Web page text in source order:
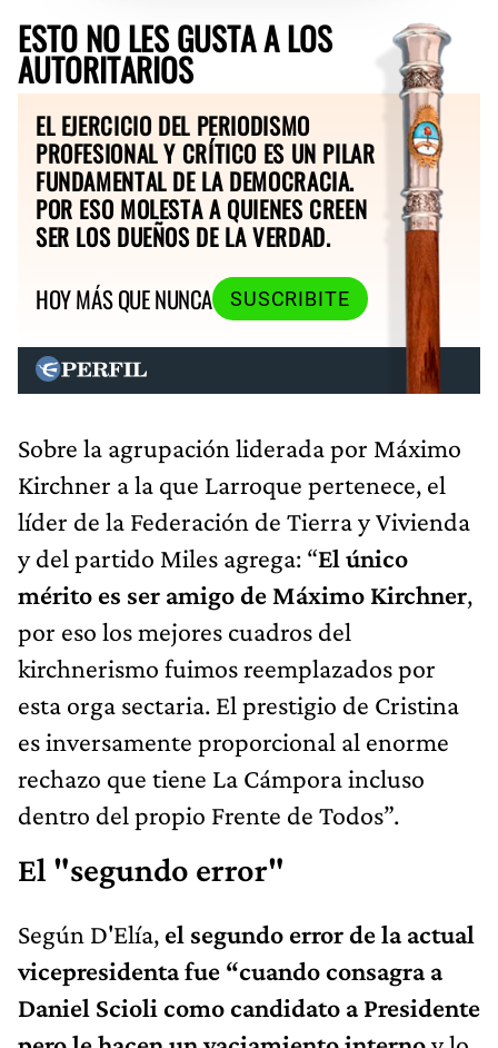
ESTO NO LES GUSTA A LOS
AUTORITARIOS
EL EJERCICIO DEL PERIODISMO
PROFESIONAL Y CRÍTICO ES UN PILAR
FUNDAMENTAL DE LA DEMOCRACIA.
POR ESO MOLESTA A QUIENES CREEN
SER LOS DUEÑOS DE LA VERDAD.
HOY MÁS QUE NUNCA
SUSCRIBITE
Sobre la agrupación liderada por Máximo
Kirchner a la que Larroque pertenece, el
líder de la Federación de Tierra y Vivienda
y del partido Miles agrega: “El único
mérito es ser amigo de Máximo Kirchner,
por eso los mejores cuadros del
kirchnerismo fuimos reemplazados por
esta orga sectaria. El prestigio de Cristina
es inversamente proporcional al enorme
rechazo que tiene La Cámpora incluso
dentro del propio Frente de Todos”.
El "segundo error"
Según D'Elía, el segundo error de la actual
vicepresidenta fue “cuando consagra a
Daniel Scioli como candidato a Presidente